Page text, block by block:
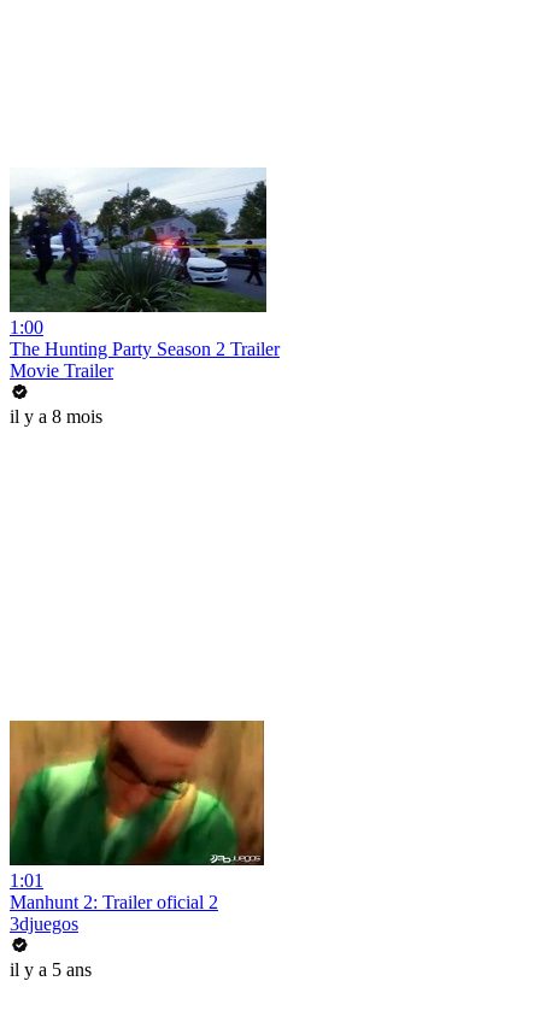
1:00
The Hunting Party Season 2 Trailer
Movie Trailer
il y a 8 mois
1:01
Manhunt 2: Trailer oficial 2
3djuegos
il y a 5 ans